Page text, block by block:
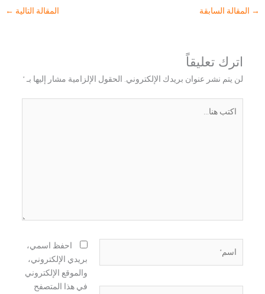
→ المقالة السابقة المقالة التالية ←
اترك تعليقاً
لن يتم نشر عنوان بريدك الإلكتروني. الحقول الإلزامية مشار إليها بـ *
هنا...
احفظ اسمي،
بريدي الإلكتروني،
والموقع الإلكتروني
في هذا المتصفح